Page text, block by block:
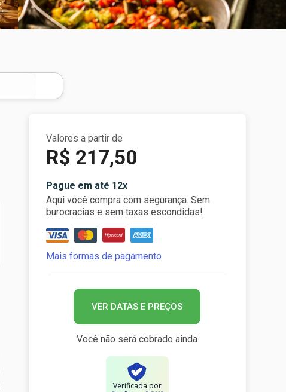
Valores a partir de
R$ 217,50
Pague em até 12x
Aqui você compra com segurança. Sem
burocracias e sem taxas escondidas!
Mais formas de pagamento
VER DATAS E PREÇOS
Você não será cobrado ainda
Verificada por